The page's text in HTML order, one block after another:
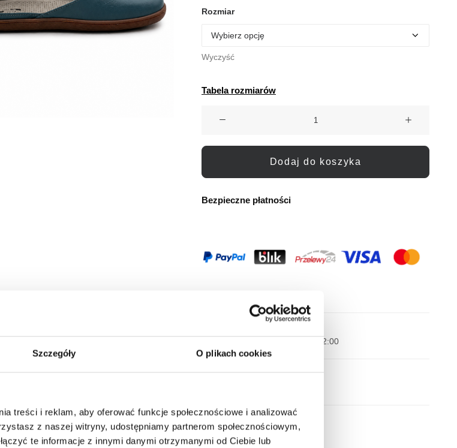
Szczegóły O plikach cookies
treści i reklam, aby oferować funkcje społecznościowe i analizować
z naszej witryny, udostępniamy partnerom społecznościowym,
te informacje z innymi danymi otrzymanymi od Ciebie lub
Rozmiar
Wyczyść
Tabela rozmiarów
Luna
Dodaj do koszyka
Bezpieczne płatności
do 12:00
Darmowa dostawa
Dostępne stacjonarnie:
Kraków, ul. Grodzka 60